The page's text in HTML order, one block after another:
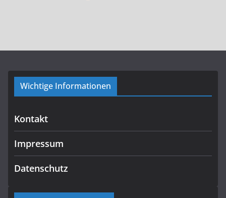
Wichtige Informationen
Kontakt
Impressum
Datenschutz